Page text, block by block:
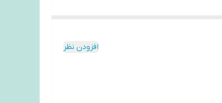
افزودن نظر